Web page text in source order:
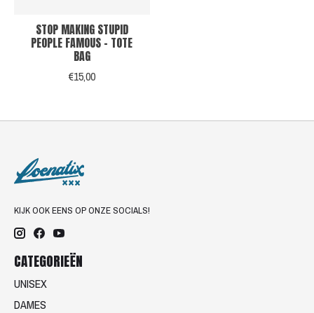
STOP MAKING STUPID
PEOPLE FAMOUS - TOTE
BAG
€15,00
KIJK OOK EENS OP ONZE SOCIALS!
CATEGORIEËN
UNISEX
DAMES